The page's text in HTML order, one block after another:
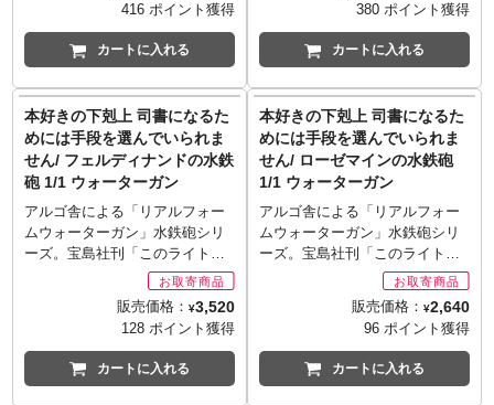
途、接着剤や工具、塗料等が必
要です。
©HEADGEAR
とのコラボレーションも多数
で、絶妙なアレンジが人気で
す！サンリオの人気キャラクタ
ズ！ラインナップはシナモンロ
ール、クロミ、マイメロディ、
ハローキティ、ポチャッコ、あ
ひるのペックル、リトルツイン
スターズのキキ、リトルツイン
スターズのララ、バッドばつ丸
のノーマル9種に、シークレット
1種の計10種。
※ボックスで購入されても全て
の種類が揃う保証はございませ
※お取り寄せ商品はご注文後出
荷までに1週間前後必要となりま
416 ポイント獲得
カートに入れる
敵との闘いをくぐり抜けて成長
していく若きデュエリスト！デ
フォルメを効かせながら少年ら
ョンを保ちながら、前後への大
きなスイングが可能な肩、アウ
トラインを崩さずに大きく脚を
上げられるよう分割した腰回り
など、可動ジョイントと専用設
計を使い分けた構造でキャラク
ターを表現。左腕のデュエルデ
ィスクには、折り畳み状態から
差し替えなしの展開ギミックを
※お取り寄せ商品はご注文後出
荷までに1週間前後必要となりま
す。
※メーカー在庫品切れの場合、
380 ポイント獲得
カートに入れる
本好きの下剋上 司書になるた
めには手段を選んでいられま
せん/ フェルディナンドの水鉄
砲 1/1 ウォーターガン
アルゴ舎による「リアルフォー
ムウォーターガン」水鉄砲シリ
ーズ。宝島社刊「このライトノ
ベルがすごい！2023」にて、単
行本・ノベルズ部門第1位により
殿堂入りした名作『本好きの下
剋上 司書になるためには手段を
選んでいられません』からの新
作ピックアップ！原作小説の第4
販売価格： ¥3,520
128 ポイント獲得
カートに入れる
本好きの下剋上 司書になるた
めには手段を選んでいられま
せん/ ローゼマインの水鉄砲
1/1 ウォーターガン
アルゴ舎による「リアルフォー
ムウォーターガン」水鉄砲シリ
ーズ。宝島社刊「このライトノ
ベルがすごい！2023」にて、単
行本・ノベルズ部門第1位により
殿堂入りした名作『本好きの下
剋上 司書になるためには手段を
選んでいられません』からの新
作ピックアップ！原作小説の第4
販売価格： ¥2,640
96 ポイント獲得
カートに入れる